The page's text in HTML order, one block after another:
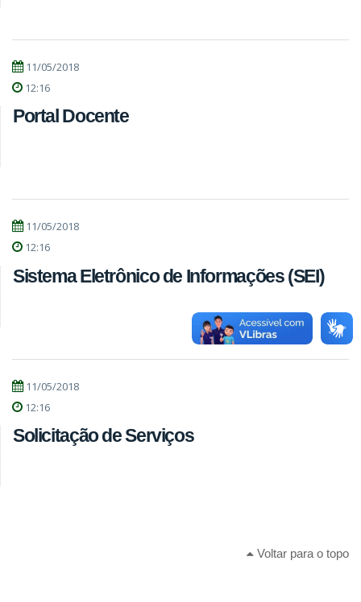
11/05/2018
12:16
Portal Docente
11/05/2018
12:16
Sistema Eletrônico de Informações (SEI)
11/05/2018
12:16
Solicitação de Serviços
Voltar para o topo